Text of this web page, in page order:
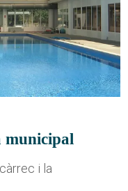
municipal
i la